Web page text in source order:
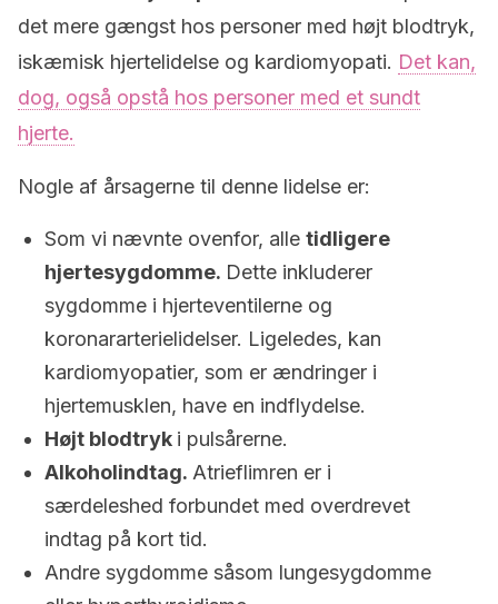
det mere gængst hos personer med højt blodtryk,
iskæmisk hjertelidelse og kardiomyopati. Det kan,
dog, også opstå hos personer med et sundt
hjerte.
Nogle af årsagerne til denne lidelse er:
Som vi nævnte ovenfor, alle tidligere
hjertesygdomme. Dette inkluderer
sygdomme i hjerteventilerne og
koronararterielidelser. Ligeledes, kan
kardiomyopatier, som er ændringer i
hjertemusklen, have en indflydelse.
Højt blodtryk i pulsårerne.
Alkoholindtag. Atrieflimren er i
særdeleshed forbundet med overdrevet
indtag på kort tid.
Andre sygdomme såsom lungesygdomme